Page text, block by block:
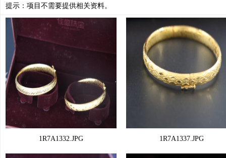
提示：项目不需要提供相关资料。
1R7A1332.JPG 1R7A1337.JPG